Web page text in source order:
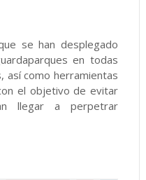
se han desplegado
en todas
así como herramientas
el objetivo de evitar
llegar a perpetrar